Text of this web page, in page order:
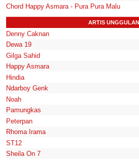
Chord Happy Asmara - Pura Pura Malu
ARTIS UNGGULAN
Denny Caknan
Dewa 19
Gilga Sahid
Happy Asmara
Hindia
Ndarboy Genk
Noah
Pamungkas
Peterpan
Rhoma Irama
ST12
Sheila On 7